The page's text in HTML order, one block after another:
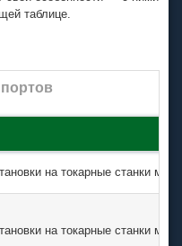
таблице.
на токарные станки
на токарные станки